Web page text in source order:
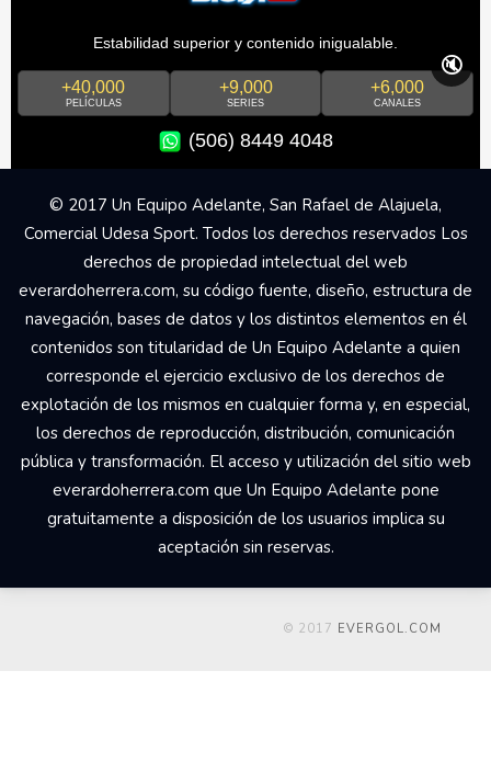
Estabilidad superior y contenido inigualable.
+40,000
PELÍCULAS
+9,000
SERIES
+6,000
CANALES
(506) 8449 4048
🔇
© 2017 Un Equipo Adelante, San Rafael de Alajuela,
Comercial Udesa Sport. Todos los derechos reservados Los
derechos de propiedad intelectual del web
everardoherrera.com, su código fuente, diseño, estructura de
navegación, bases de datos y los distintos elementos en él
contenidos son titularidad de Un Equipo Adelante a quien
corresponde el ejercicio exclusivo de los derechos de
explotación de los mismos en cualquier forma y, en especial,
los derechos de reproducción, distribución, comunicación
pública y transformación. El acceso y utilización del sitio web
everardoherrera.com que Un Equipo Adelante pone
gratuitamente a disposición de los usuarios implica su
aceptación sin reservas.
© 2017 EVERGOL.COM